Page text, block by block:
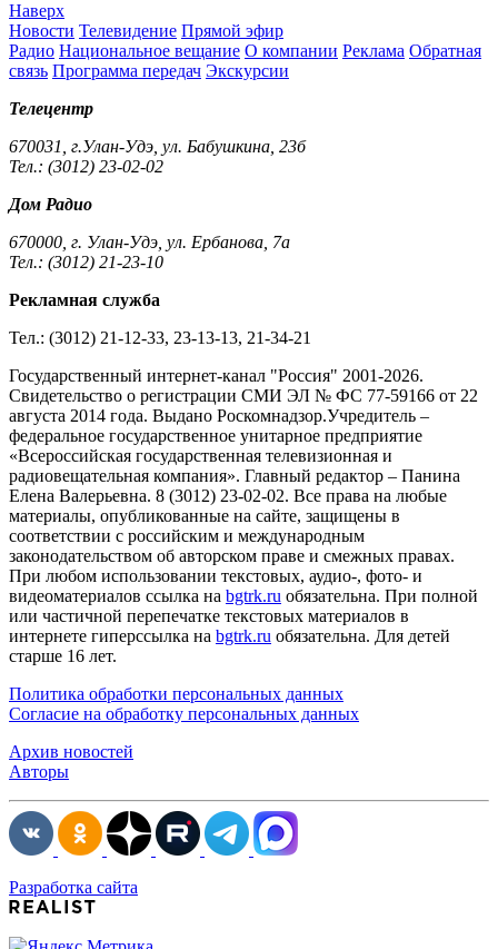
Наверх
Новости Телевидение Прямой эфир
Радио Национальное вещание О компании Реклама Обратная
связь Программа передач Экскурсии
Телецентр
670031, г.Улан-Удэ, ул. Бабушкина, 23б
Тел.: (3012) 23-02-02
Дом Радио
670000, г. Улан-Удэ, ул. Ербанова, 7а
Тел.: (3012) 21-23-10
Рекламная служба
Тел.: (3012) 21-12-33, 23-13-13, 21-34-21
Государственный интернет-канал "Россия" 2001-2026.
Cвидетельство о регистрации СМИ ЭЛ № ФС 77-59166 от 22
августа 2014 года. Выдано Роскомнадзор.Учредитель –
федеральное государственное унитарное предприятие
«Всероссийская государственная телевизионная и
радиовещательная компания». Главный редактор – Панина
Елена Валерьевна. 8 (3012) 23-02-02. Все права на любые
материалы, опубликованные на сайте, защищены в
соответствии с российским и международным
законодательством об авторском праве и смежных правах.
При любом использовании текстовых, аудио-, фото- и
видеоматериалов ссылка на bgtrk.ru обязательна. При полной
или частичной перепечатке текстовых материалов в
интернете гиперссылка на bgtrk.ru обязательна. Для детей
старше 16 лет.
Политика обработки персональных данных
Согласие на обработку персональных данных
Архив новостей
Авторы
Разработка сайта